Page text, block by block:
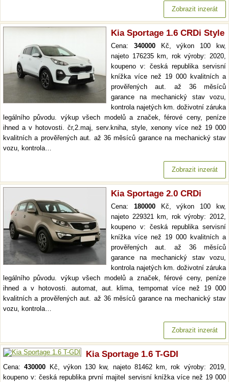
Zobrazit inzerát
Kia Sportage 1.6 CRDi Style
Cena: 340000Kč, výkon 100 kw,
najeto 176235 km, rok výroby: 2020,
koupeno v: česká republika servisní
knížka více než 19 000 kvalitních a
prověřených aut. až 36 měsíců
garance na mechanický stav vozu,
kontrola najetých km. doživotní záruka
legálního původu. výkup všech modelů a značek, férové ceny, peníze
ihned a v hotovosti. čr,2.maj, serv.kniha, style, xenony více než 19 000
kvalitních a prověřených aut. až 36 měsíců garance na mechanický stav
vozu, kontrola…
Zobrazit inzerát
Kia Sportage 2.0 CRDi
Cena: 180000Kč, výkon 100 kw,
najeto 229321 km, rok výroby: 2012,
koupeno v: česká republika servisní
knížka více než 19 000 kvalitních a
prověřených aut. až 36 měsíců
garance na mechanický stav vozu,
kontrola najetých km. doživotní záruka
legálního původu. výkup všech modelů a značek, férové ceny, peníze
ihned a v hotovosti. automat, aut. klima, tempomat více než 19 000
kvalitních a prověřených aut. až 36 měsíců garance na mechanický stav
vozu, kontrola…
Zobrazit inzerát
Kia Sportage 1.6 T-GDI
Cena:430000 Kč, výkon 130 kw, najeto 81462 km, rok výroby: 2019,
koupeno v: česká republika první majitel servisní knížka více než 19 000